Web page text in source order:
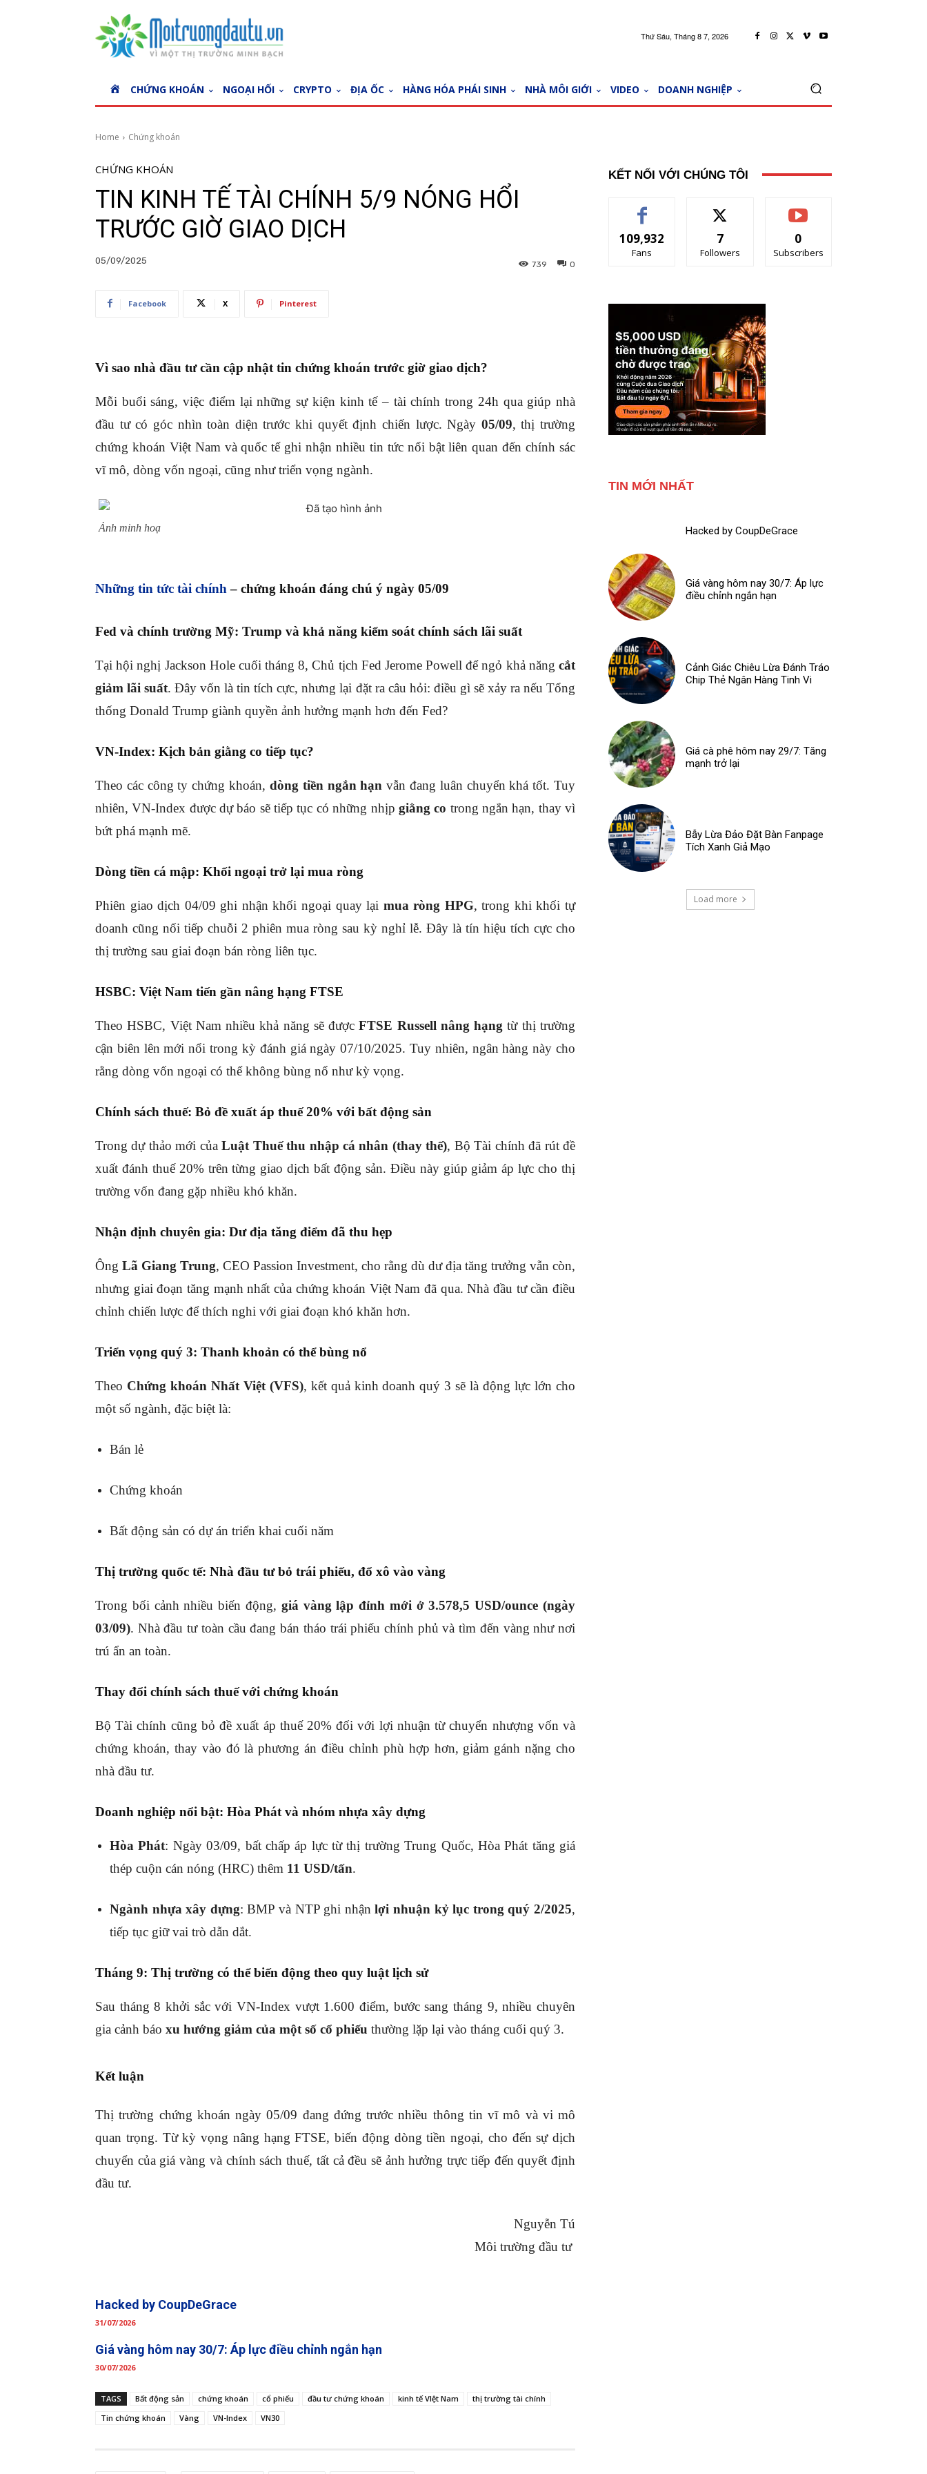
Thứ Sáu, Tháng 8 7, 2026
O
CHỨNG KHOÁN NGOẠI HỐI CRYPTO ĐỊA ỐC HÀNG HÓA PHÁI SINH NHÀ MÔI GIỚI VIDEO DOANH NGHIỆP
Home Chứng khoán
CHỨNG KHOÁN
TIN KINH TẾ TÀI CHÍNH 5/9 NÓNG HỔI
TRƯỚC GIỜ GIAO DỊCH
05/09/2025 0
739
Facebook X Pinterest
Vì sao nhà đầu tư cần cập nhật tin chứng khoán trước giờ giao dịch?
Mỗi buổi sáng, việc điểm lại những sự kiện kinh tế – tài chính trong 24h qua giúp nhà
đầu tư có góc nhìn toàn diện trước khi quyết định chiến lược. Ngày 05/09, thị trường
chứng khoán Việt Nam và quốc tế ghi nhận nhiều tin tức nổi bật liên quan đến chính sác
vĩ mô, dòng vốn ngoại, cũng như triển vọng ngành.
Ảnh minh hoạ
Những tin tức tài chính – chứng khoán đáng chú ý ngày 05/09
Fed và chính trường Mỹ: Trump và khả năng kiểm soát chính sách lãi suất
Tại hội nghị Jackson Hole cuối tháng 8, Chủ tịch Fed Jerome Powell để ngỏ khả năng cắt
giảm lãi suất. Đây vốn là tin tích cực, nhưng lại đặt ra câu hỏi: điều gì sẽ xảy ra nếu Tổng
thống Donald Trump giành quyền ảnh hưởng mạnh hơn đến Fed?
VN-Index: Kịch bản giằng co tiếp tục?
Theo các công ty chứng khoán, dòng tiền ngắn hạn vẫn đang luân chuyển khá tốt. Tuy
nhiên, VN-Index được dự báo sẽ tiếp tục có những nhịp giằng co trong ngắn hạn, thay vì
bứt phá mạnh mẽ.
Dòng tiền cá mập: Khối ngoại trở lại mua ròng
Phiên giao dịch 04/09 ghi nhận khối ngoại quay lại mua ròng HPG, trong khi khối tự
doanh cũng nối tiếp chuỗi 2 phiên mua ròng sau kỳ nghỉ lễ. Đây là tín hiệu tích cực cho
thị trường sau giai đoạn bán ròng liên tục.
HSBC: Việt Nam tiến gần nâng hạng FTSE
Theo HSBC, Việt Nam nhiều khả năng sẽ đượcFTSE Russell nâng hạng từ thị trường
cận biên lên mới nổi trong kỳ đánh giá ngày 07/10/2025. Tuy nhiên, ngân hàng này cho
rằng dòng vốn ngoại có thể không bùng nổ như kỳ vọng.
Chính sách thuế: Bỏ đề xuất áp thuế 20% với bất động sản
Trong dự thảo mới củaLuật Thuế thu nhập cá nhân (thay thế), Bộ Tài chính đã rút đề
xuất đánh thuế 20% trên từng giao dịch bất động sản. Điều này giúp giảm áp lực cho thị
trường vốn đang gặp nhiều khó khăn.
Nhận định chuyên gia: Dư địa tăng điểm đã thu hẹp
Ông Lã Giang Trung, CEO Passion Investment, cho rằng dù dư địa tăng trưởng vẫn còn,
nhưng giai đoạn tăng mạnh nhất của chứng khoán Việt Nam đã qua. Nhà đầu tư cần điều
chỉnh chiến lược để thích nghi với giai đoạn khó khăn hơn.
Triển vọng quý 3: Thanh khoản có thể bùng nổ
Theo Chứng khoán Nhất Việt (VFS), kết quả kinh doanh quý 3 sẽ là động lực lớn cho
một số ngành, đặc biệt là:
Bán lẻ
Chứng khoán
Bất động sản có dự án triển khai cuối năm
Thị trường quốc tế: Nhà đầu tư bỏ trái phiếu, đổ xô vào vàng
Trong bối cảnh nhiều biến động, giá vàng lập đỉnh mới ở 3.578,5 USD/ounce (ngày
03/09). Nhà đầu tư toàn cầu đang bán tháo trái phiếu chính phủ và tìm đến vàng như nơi
trú ẩn an toàn.
Thay đổi chính sách thuế với chứng khoán
Bộ Tài chính cũng bỏ đề xuất áp thuế 20% đối với lợi nhuận từ chuyển nhượng vốn và
chứng khoán, thay vào đó là phương án điều chỉnh phù hợp hơn, giảm gánh nặng cho
nhà đầu tư.
Doanh nghiệp nổi bật: Hòa Phát và nhóm nhựa xây dựng
Hòa Phát: Ngày 03/09, bất chấp áp lực từ thị trường Trung Quốc, Hòa Phát tăng giá
thép cuộn cán nóng (HRC) thêm 11 USD/tấn.
Ngành nhựa xây dựng: BMP và NTP ghi nhậnlợi nhuận kỷ lục trong quý 2/2025,
tiếp tục giữ vai trò dẫn dắt.
Tháng 9: Thị trường có thể biến động theo quy luật lịch sử
Sau tháng 8 khởi sắc với VN-Index vượt 1.600 điểm, bước sang tháng 9, nhiều chuyên
gia cảnh báo xu hướng giảm của một số cổ phiếu thường lặp lại vào tháng cuối quý 3.
Kết luận
Thị trường chứng khoán ngày 05/09 đang đứng trước nhiều thông tin vĩ mô và vi mô
quan trọng. Từ kỳ vọng nâng hạng FTSE, biến động dòng tiền ngoại, cho đến sự dịch
chuyển của giá vàng và chính sách thuế, tất cả đều sẽ ảnh hưởng trực tiếp đến quyết định
đầu tư.
Nguyễn Tú
Môi trường đầu tư
Hacked by CoupDeGrace
31/07/2026
Giá vàng hôm nay 30/7: Áp lực điều chỉnh ngắn hạn
30/07/2026
TAGS Bất động sản chứng khoán cổ phiếu đầu tư chứng khoán kinh tế VIệt Nam
thị trường tài chính
Tin chứng khoán
Vàng VN-Index VN30
KẾT NỐI VỚI CHÚNG TÔI
109,932
Fans
7
Followers
0
Subscribers
TIN MỚI NHẤT
Hacked by CoupDeGrace
Giá vàng hôm nay 30/7: Áp lực
điều chỉnh ngắn hạn
Cảnh Giác Chiêu Lừa Đánh Tráo
Chip Thẻ Ngân Hàng Tinh Vi
Giá cà phê hôm nay 29/7: Tăng
mạnh trở lại
Bẫy Lừa Đảo Đặt Bàn Fanpage
Tích Xanh Giả Mạo
Load more